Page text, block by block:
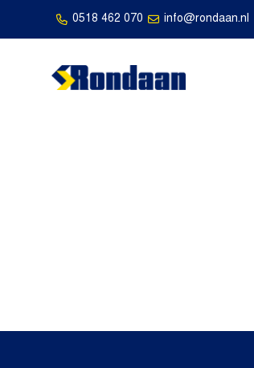
0518 462 070 info@rondaan.nl